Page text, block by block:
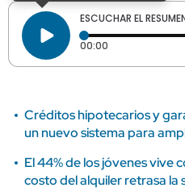
ESCUCHAR EL
00:00 Tiempo
Créditos hipotecarios y
un nuevo sistema para
El 44% de los jóvenes vive
costo del alquiler retrasa la